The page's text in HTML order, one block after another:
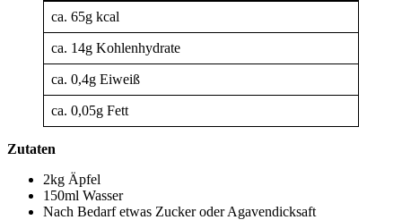
ca. 65g kcal
ca. 14g Kohlenhydrate
ca. 0,4g Eiweiß
ca. 0,05g Fett
Zutaten
2kg Äpfel
150ml Wasser
Nach Bedarf etwas Zucker oder Agavendicksaft